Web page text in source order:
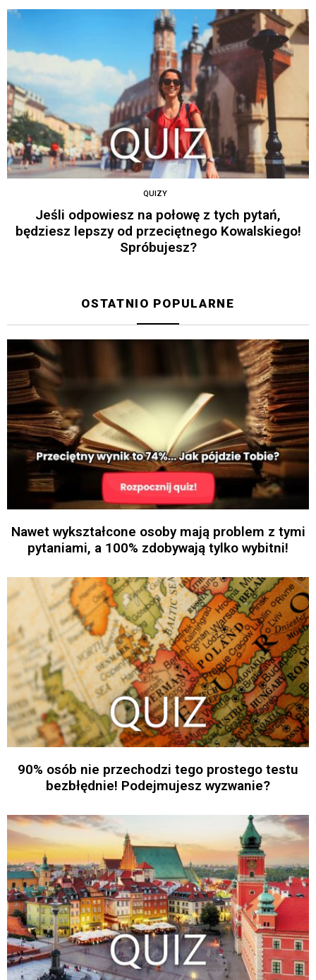
QUIZY
Jeśli odpowiesz na połowę z tych pytań,
będziesz lepszy od przeciętnego Kowalskiego!
Spróbujesz?
OSTATNIO POPULARNE
Nawet wykształcone osoby mają problem z tymi
pytaniami, a 100% zdobywają tylko wybitni!
90% osób nie przechodzi tego prostego testu
bezbłędnie! Podejmujesz wyzwanie?